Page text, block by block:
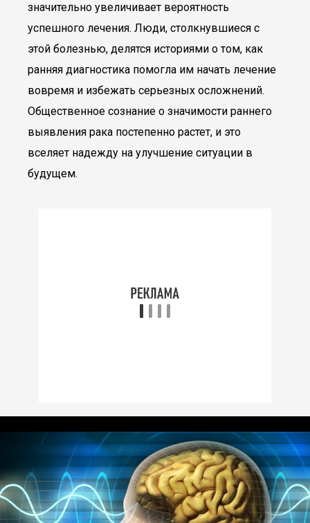
значительно увеличивает вероятность
успешного лечения. Люди, столкнувшиеся с
этой болезнью, делятся историями о том, как
ранняя диагностика помогла им начать лечение
вовремя и избежать серьезных осложнений.
Общественное сознание о значимости раннего
выявления рака постепенно растет, и это
вселяет надежду на улучшение ситуации в
будущем.